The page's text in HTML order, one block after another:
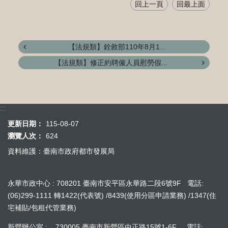
回上一頁 回最上面
【法規類】銓敘部110年8月1...
【法規類】修正約聘僱人員慰勞假...
:::
更新日期：
115-08-07
瀏覽人次：
624
資料維護：臺南市政府都市發展局
永華市政中心 : 708201 臺南市安平區永華路二段6號9F 電話:
(06)299-1111 轉1422(代表號) /8439(使用分區申請業務) /1347(住
宅補貼/包租代管業務)